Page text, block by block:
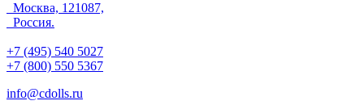
Москва, 121087,
Россия.
+7 (495) 540 5027
+7 (800) 550 5367
info@cdolls.ru